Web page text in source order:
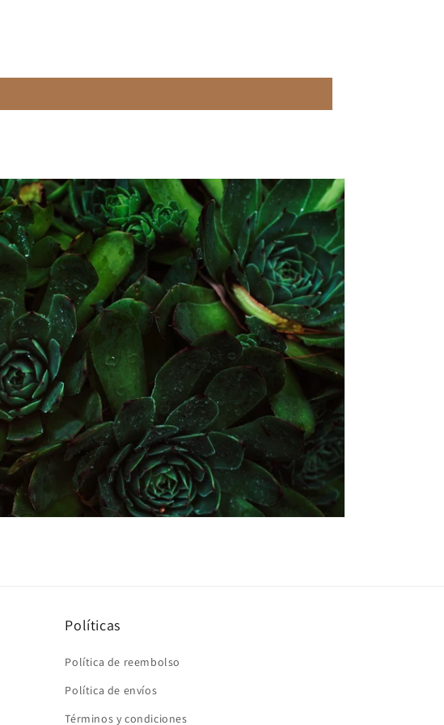
Políticas
Política de reembolso
Política de envíos
Términos y condiciones